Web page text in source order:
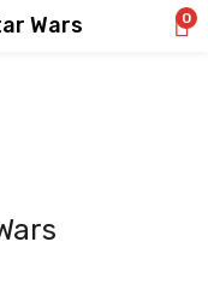
Wars 0